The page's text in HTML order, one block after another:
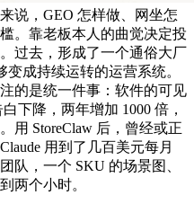
说，GEO 怎样做、网坐怎
。靠老板本人的曲觉决定投
过去，形成了一个通俗大厂
成持续运转的运营系统。
的是统一件事：软件的可见
下降，两年增加 1000 倍，
用 StoreClaw 后，曾经或正
用到了几百美元每月
队，一个 SKU 的场景图、
两个小时。